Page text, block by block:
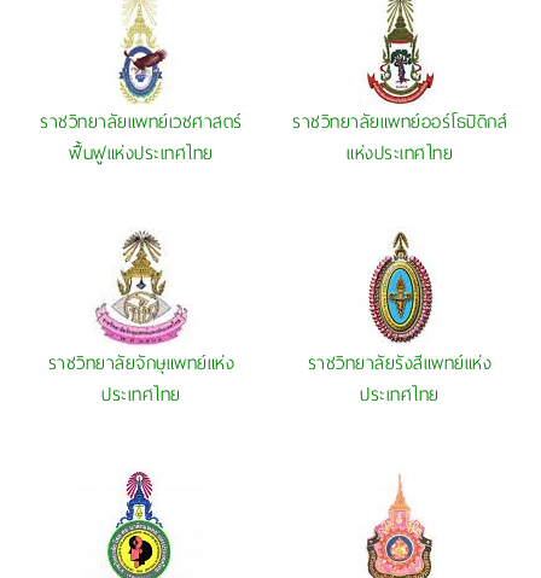
ราชวิทยาลัยแพทย์เวชศาสตร์
ฟื้นฟูแห่งประเทศไทย
ราชวิทยาลัยแพทย์ออร์โธปิดิกส์
แห่งประเทศไทย
ราชวิทยาลัยจักษุแพทย์แห่ง
ประเทศไทย
ราชวิทยาลัยรังสีแพทย์แห่ง
ประเทศไทย